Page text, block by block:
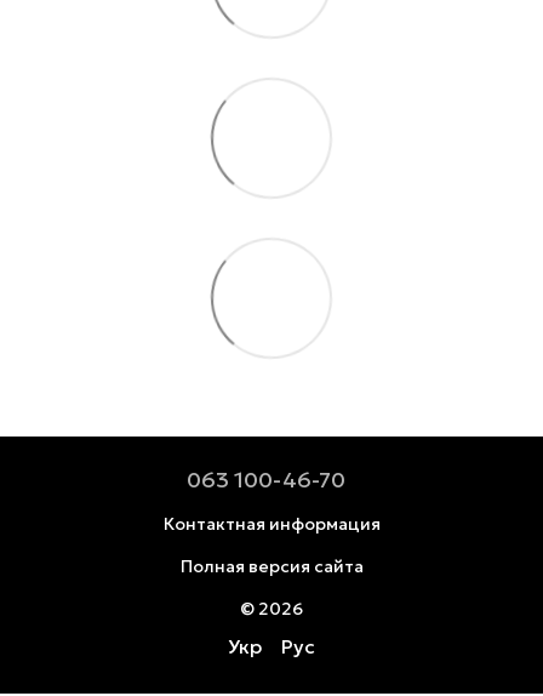
063 100-46-70
Контактная информация
Полная версия сайта
© 2026
Укр Рус